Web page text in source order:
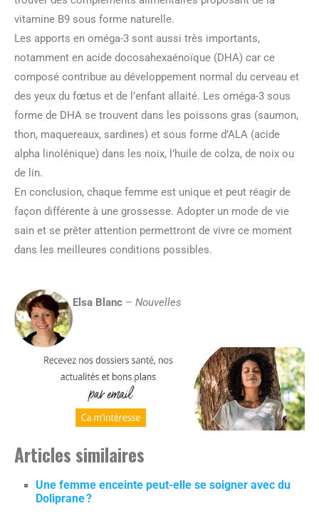
vitamine B9 sous forme naturelle.
Les apports en oméga-3 sont aussi très importants,
notamment en acide docosahexaénoïque (DHA) car ce
composé contribue au développement normal du cerveau et
des yeux du fœtus et de l’enfant allaité. Les oméga-3 sous
forme de DHA se trouvent dans les poissons gras (saumon,
thon, maquereaux, sardines) et sous forme d’ALA (acide
alpha linolénique) dans les noix, l’huile de colza, de noix ou
de lin.
En conclusion, chaque femme est unique et peut réagir de
façon différente à une grossesse. Adopter un mode de vie
sain et se prêter attention permettront de vivre ce moment
dans les meilleures conditions possibles.
Elsa Blanc– Nouvelles
Articles similaires
Une femme enceinte peut-elle se soigner avec du
Doliprane ?